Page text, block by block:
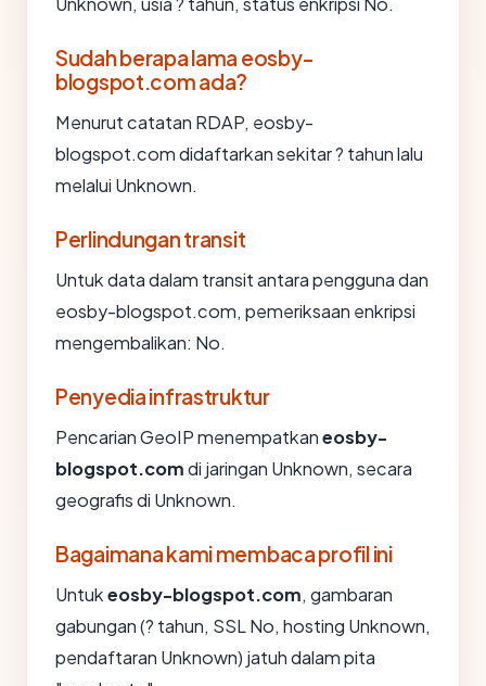
Sudah berapa lama eosby-
blogspot.com ada?
Menurut catatan RDAP, eosby-
blogspot.com didaftarkan sekitar ? tahun lalu
melalui Unknown.
Perlindungan transit
Untuk data dalam transit antara pengguna dan
eosby-blogspot.com, pemeriksaan enkripsi
mengembalikan: No.
Penyedia infrastruktur
Pencarian GeoIP menempatkaneosby-
blogspot.comdi jaringan Unknown, secara
geografis di Unknown.
Bagaimana kami membaca profil ini
Untukeosby-blogspot.com, gambaran
gabungan (? tahun, SSL No, hosting Unknown,
pendaftaran Unknown) jatuh dalam pita